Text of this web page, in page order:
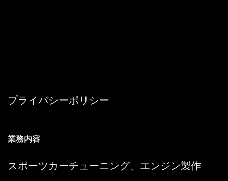
プライバシーポリシー
業務内容
スポーツカーチューニング、エンジン製作